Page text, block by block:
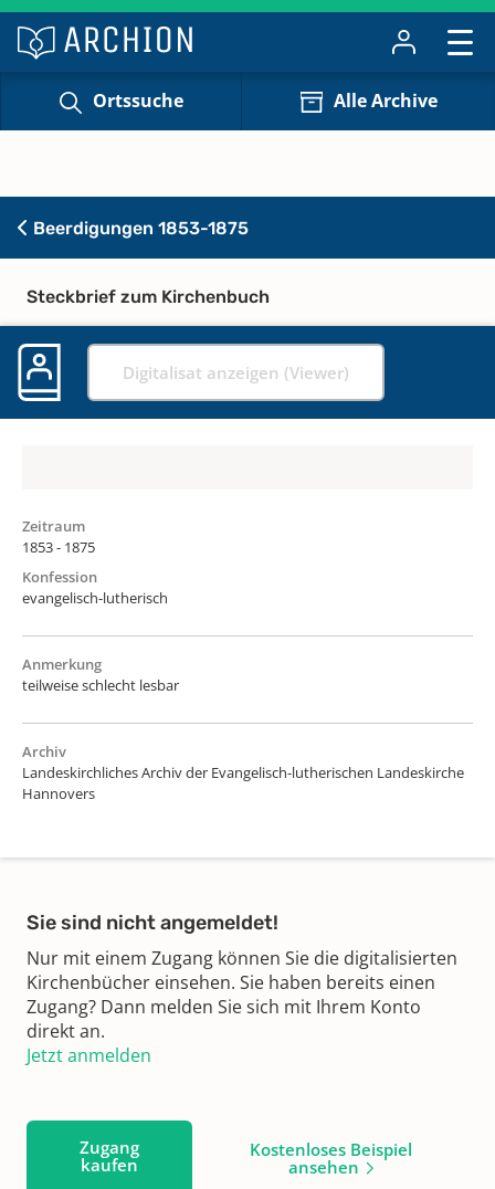
Ortssuche Alle Archive
Beerdigungen 1853-1875
Steckbrief zum Kirchenbuch
Digitalisat anzeigen (Viewer)
Zeitraum
1853 - 1875
Konfession
evangelisch-lutherisch
Anmerkung
teilweise schlecht lesbar
Archiv
Landeskirchliches Archiv der Evangelisch-lutherischen Landeskirche
Hannovers
Sie sind nicht angemeldet!
Nur mit einem Zugang können Sie die digitalisierten
Kirchenbücher einsehen. Sie haben bereits einen
Zugang? Dann melden Sie sich mit Ihrem Konto
direkt an.
Jetzt anmelden
Zugang
kaufen
Kostenloses Beispiel
ansehen